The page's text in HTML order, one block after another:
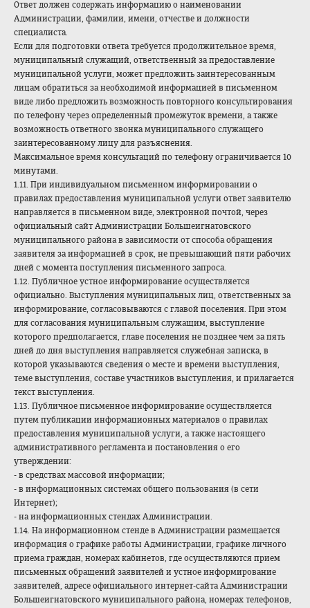
Ответ должен содержать информацию о наименовании
Администрации, фамилии, имени, отчестве и должности
специалиста.
Если для подготовки ответа требуется продолжительное время,
муниципальный служащий, ответственный за предоставление
муниципальной услуги, может предложить заинтересованным
лицам обратиться за необходимой информацией в письменном
виде либо предложить возможность повторного консультирования
по телефону через определенный промежуток времени, а также
возможность ответного звонка муниципального служащего
заинтересованному лицу для разъяснения.
Максимальное время консультаций по телефону ограничивается 10
минутами.
1.11. При индивидуальном письменном информировании о
правилах предоставления муниципальной услуги ответ заявителю
направляется в письменном виде, электронной почтой, через
официальный сайт Администрации Большеигнатовского
муниципального района в зависимости от способа обращения
заявителя за информацией в срок, не превышающий пяти рабочих
дней с момента поступления письменного запроса.
1.12. Публичное устное информирование осуществляется
официально. Выступления муниципальных лиц, ответственных за
информирование, согласовываются с главой поселения. При этом
для согласования муниципальным служащим, выступление
которого предполагается, главе поселения не позднее чем за пять
дней до дня выступления направляется служебная записка, в
которой указываются сведения о месте и времени выступления,
теме выступления, составе участников выступления, и прилагается
текст выступления.
1.13. Публичное письменное информирование осуществляется
путем публикации информационных материалов о правилах
предоставления муниципальной услуги, а также настоящего
административного регламента и постановления о его
утверждении:
- в средствах массовой информации;
- в информационных системах общего пользования (в сети
Интернет);
- на информационных стендах Администрации.
1.14. На информационном стенде в Администрации размещается
информация о графике работы Администрации, графике личного
приема граждан, номерах кабинетов, где осуществляются прием
письменных обращений заявителей и устное информирование
заявителей, адресе официального интернет-сайта Администрации
Большеигнатовского муниципального района, номерах телефонов,